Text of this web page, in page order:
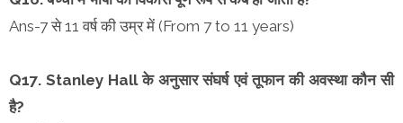
Ans-7 से 11 वर्ष की उम्र में (From 7 to 11 years)
Q17. Stanley Hall के अनुसार संघर्ष एवं तूफान की अवस्था कौन सी
है?